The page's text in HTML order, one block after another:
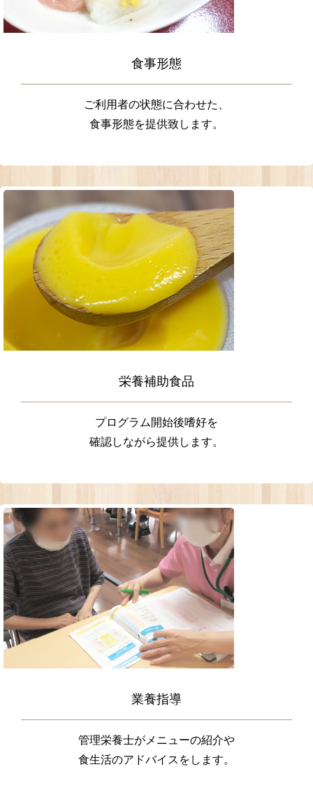
食事形態
ご利用者の状態に合わせた、
食事形態を提供致します。
栄養補助食品
プログラム開始後嗜好を
確認しながら提供します。
業養指導
管理栄養士がメニューの紹介や
食生活のアドバイスをします。